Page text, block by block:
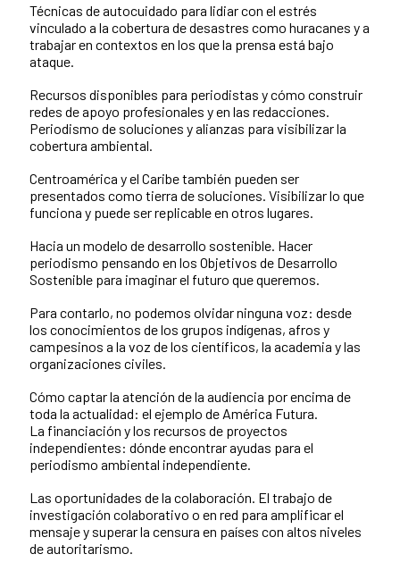
Técnicas de autocuidado para lidiar con el estrés
vinculado a la cobertura de desastres como huracanes y a
trabajar en contextos en los que la prensa está bajo
ataque.
Recursos disponibles para periodistas y cómo construir
redes de apoyo profesionales y en las redacciones.
Periodismo de soluciones y alianzas para visibilizar la
cobertura ambiental.
Centroamérica y el Caribe también pueden ser
presentados como tierra de soluciones. Visibilizar lo que
funciona y puede ser replicable en otros lugares.
Hacia un modelo de desarrollo sostenible. Hacer
periodismo pensando en los Objetivos de Desarrollo
Sostenible para imaginar el futuro que queremos.
Para contarlo, no podemos olvidar ninguna voz: desde
los conocimientos de los grupos indígenas, afros y
campesinos a la voz de los científicos, la academia y las
organizaciones civiles.
Cómo captar la atención de la audiencia por encima de
toda la actualidad: el ejemplo de América Futura.
La financiación y los recursos de proyectos
independientes: dónde encontrar ayudas para el
periodismo ambiental independiente.
Las oportunidades de la colaboración. El trabajo de
investigación colaborativo o en red para amplificar el
mensaje y superar la censura en países con altos niveles
de autoritarismo.